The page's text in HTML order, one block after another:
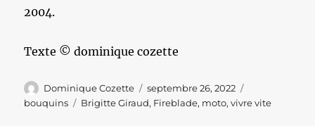
2004.
Texte © dominique cozette
Auteur
Dominique Cozette
Publié
le
septembre 26, 2022
bouquins
Étiquettes
Brigitte Giraud, Fireblade, moto,vivre vite